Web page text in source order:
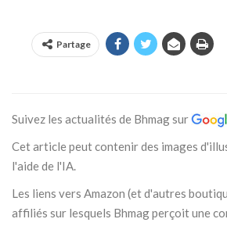
Partage
Suivez les actualités de Bhmag sur
Cet article peut contenir des images
l'aide de l'IA.
Les liens vers Amazon (et d'autres
affiliés sur lesquels Bhmag perçoit une